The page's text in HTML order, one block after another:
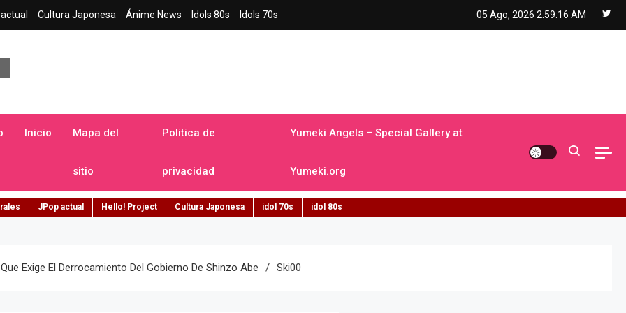
Cultura Japonesa Ánime News Idols 80s Idols 70s 05 Ago, 2026 2:59:16 AM
Inicio Mapa del
sitio
Politica de
privacidad
Yumeki Angels – Special Gallery at
Yumeki.org
JPop actual Hello! Project Cultura Japonesa idol 70s idol 80s
Exige El Derrocamiento Del Gobierno De Shinzo Abe Ski00